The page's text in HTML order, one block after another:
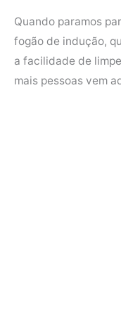
k
e
s
t
Quando paramos
fogão de indução,
a facilidade de
mais pessoas vem